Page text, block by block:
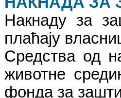
Накнаду за
плаћају
Средства од
животне
фонда за